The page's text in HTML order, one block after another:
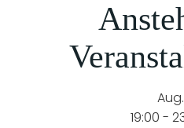
Aug.
19:00 -